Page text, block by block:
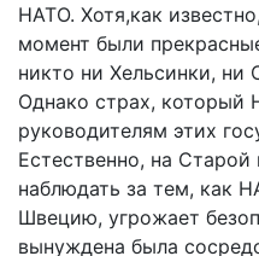
НАТО. Хотя,как
момент были
никто ни Хельсинки, ни
Однако страх, который
руководителям этих
Естественно, на
наблюдать за тем, как
Швецию, угрожает
вынуждена была